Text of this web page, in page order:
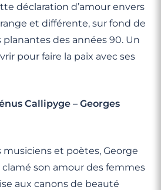
déclaration d’amour envers
et différente, sur fond de
des années 90. Un
pour faire la paix avec ses
Callipyge – Georges
musiciens et poètes, George
clamé son amour des femmes
aux canons de beauté